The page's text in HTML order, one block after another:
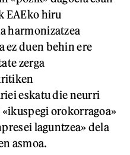
EAEko hiru
harmonizatzea
ez duen behin ere
zerga
eskatu die neurri
orokorragoa»
laguntzea» dela
asmoa.